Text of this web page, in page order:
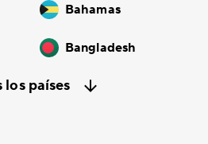
Bahamas
Bangladesh
los países